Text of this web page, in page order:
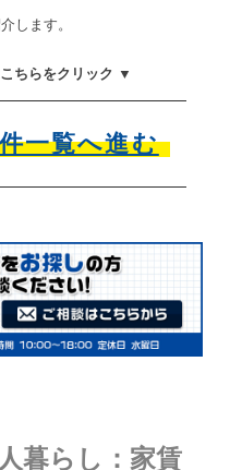
します。
ちらをクリック ▼
一覧へ進む
暮らし：家賃